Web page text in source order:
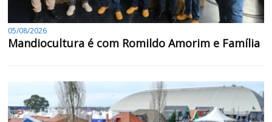
05/08/2026
Mandiocultura é com Romildo Amorim e Família